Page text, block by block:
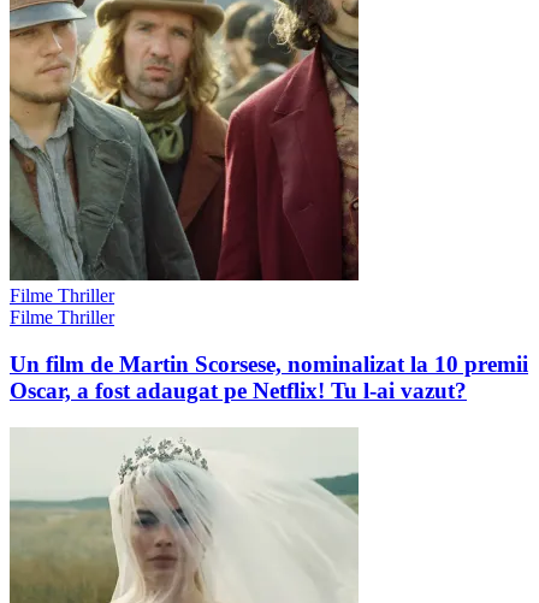
Filme Thriller
Filme Thriller
Un film de Martin Scorsese, nominalizat la 10 premii
Oscar, a fost adaugat pe Netflix! Tu l-ai vazut?